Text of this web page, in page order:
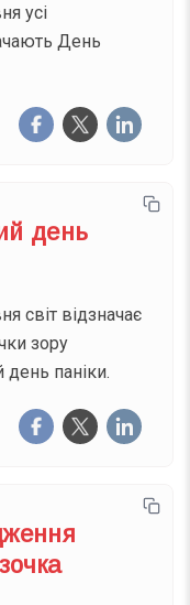
усі
День
день
світ відзначає
зору
день паніки.